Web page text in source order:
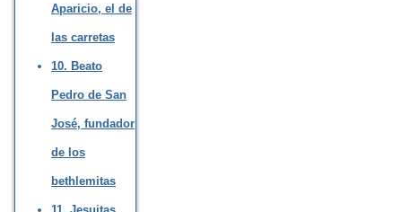
Aparicio, el de
las carretas
10. Beato
Pedro de San
José, fundador
de los
bethlemitas